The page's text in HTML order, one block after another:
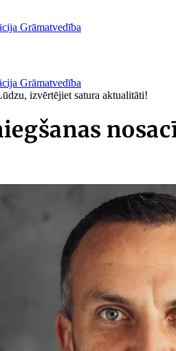
Grāmatvedība
Grāmatvedība
izvērtējiet satura aktualitāti!